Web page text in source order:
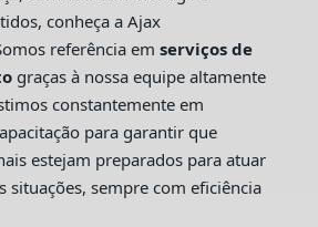
conheça a Ajax
referência em serviços de
graças à nossa equipe altamente
constantemente em
para garantir que
estejam preparados para atuar
situações, sempre com eficiência